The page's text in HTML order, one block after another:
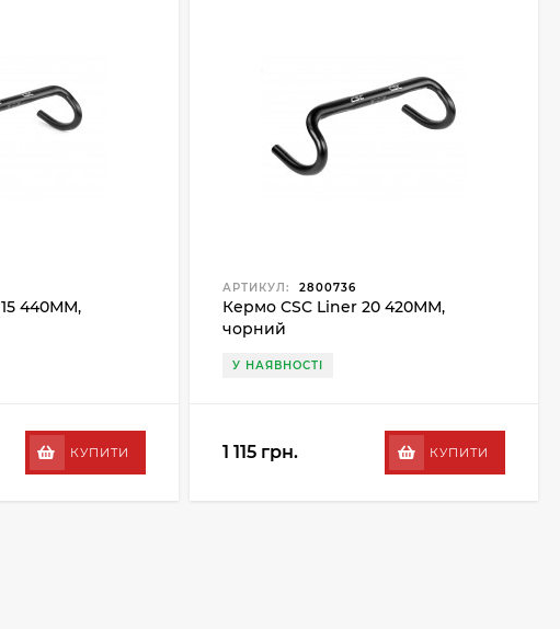
440ММ,
КУПИТИ
АРТИКУЛ: 2800736
Кермо CSC Liner 20 420ММ,
чорний
У НАЯВНОСТІ
1 115 грн. КУПИТИ